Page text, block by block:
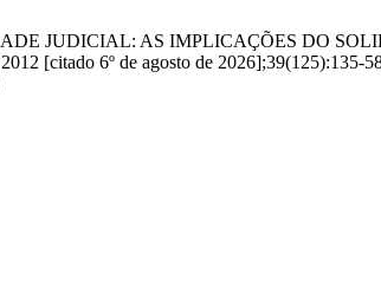
JUDICIAL: AS IMPLICAÇÕES DO
[citado 6º de agosto de 2026];39(125):135-